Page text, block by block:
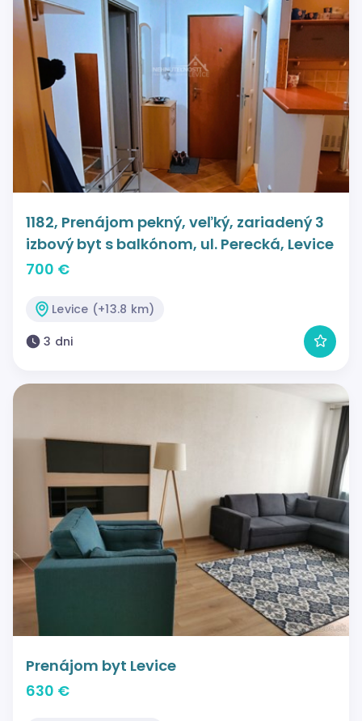
1182, Prenájom pekný, veľký, zariadený 3
izbový byt s balkónom, ul. Perecká, Levice
700 €
Levice (+13.8 km)
3 dni
Prenájom byt Levice
630 €